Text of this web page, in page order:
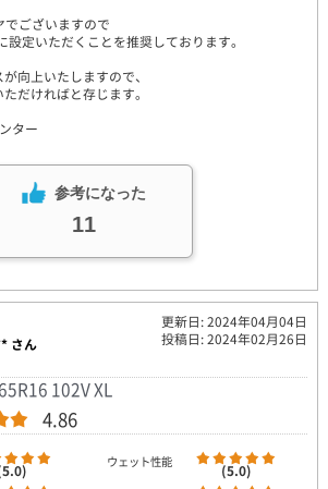
でございますので
定いただくことを推奨しております。
向上いたしますので、
だければと存じます。
ター
参考になった
11
更新日: 2024年04月04日
投稿日: 2024年02月26日
さん
102V XL
4.86
ウェット性能 (5.0)